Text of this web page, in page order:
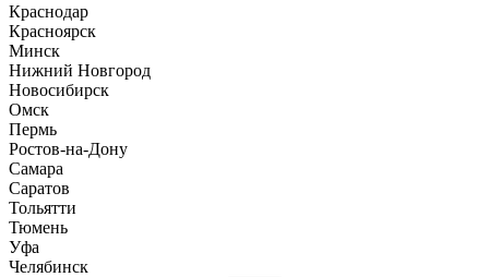
Краснодар
Красноярск
Минск
Нижний Новгород
Новосибирск
Омск
Пермь
Ростов-на-Дону
Самара
Саратов
Тольятти
Тюмень
Уфа
Челябинск